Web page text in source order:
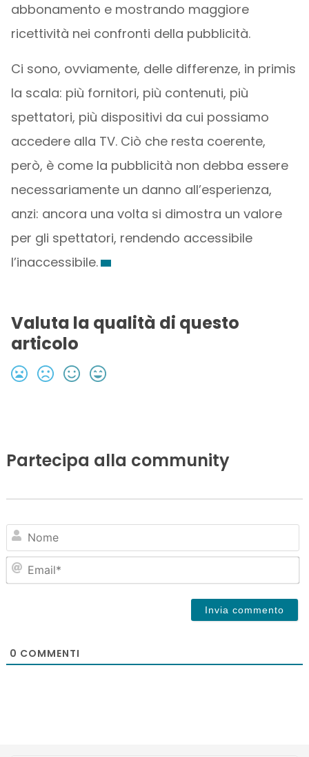
abbonamento e mostrando maggiore
ricettività nei confronti della pubblicità.
Ci sono, ovviamente, delle differenze, in primis
la scala: più fornitori, più contenuti, più
spettatori, più dispositivi da cui possiamo
accedere alla TV. Ciò che resta coerente,
però, è come la pubblicità non debba essere
necessariamente un danno all’esperienza,
anzi: ancora una volta si dimostra un valore
per gli spettatori, rendendo accessibile
l’inaccessibile.
Valuta la qualità di questo
articolo
Partecipa alla community
0 COMMENTI